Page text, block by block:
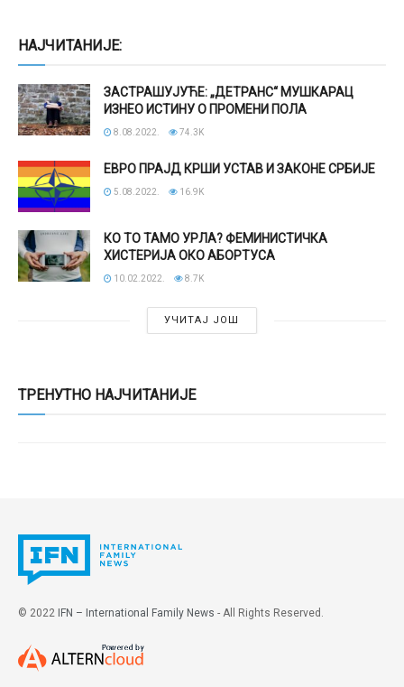
НАЈЧИТАНИЈЕ:
ЗАСТРАШУЈУЋЕ: „ДЕТРАНС“ МУШКАРАЦ
ИЗНЕО ИСТИНУ О ПРОМЕНИ ПОЛА
8.08.2022. 74.3K
ЕВРО ПРАЈД КРШИ УСТАВ И ЗАКОНЕ СРБИЈЕ
5.08.2022. 16.9K
КО ТО ТАМО УРЛА? ФЕМИНИСТИЧКА
ХИСТЕРИЈА ОКО АБОРТУСА
10.02.2022. 8.7K
УЧИТАЈ ЈОШ
ТРЕНУТНО НАЈЧИТАНИЈЕ
© 2022 IFN – International Family News - All Rights Reserved.